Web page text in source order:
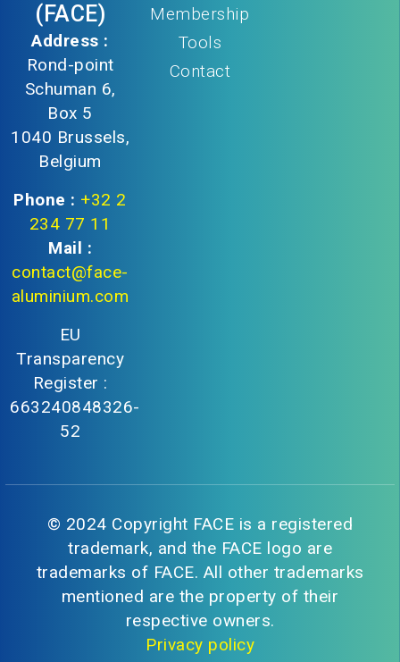
(FACE)
Address :
Rond-point
Schuman 6,
Box 5
1040 Brussels,
Belgium
Phone : +32 2
234 77 11
Mail :
contact@face-
aluminium.com
EU
Transparency
Register :
663240848326-
52
Membership
Tools
Contact
© 2024 Copyright FACE is a registered
trademark, and the FACE logo are
trademarks of FACE. All other trademarks
mentioned are the property of their
respective owners.
Privacy policy